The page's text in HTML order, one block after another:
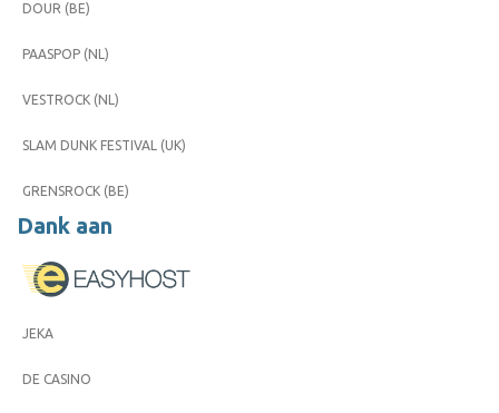
DOUR (BE)
PAASPOP (NL)
VESTROCK (NL)
SLAM DUNK FESTIVAL (UK)
GRENSROCK (BE)
Dank aan
JEKA
DE CASINO